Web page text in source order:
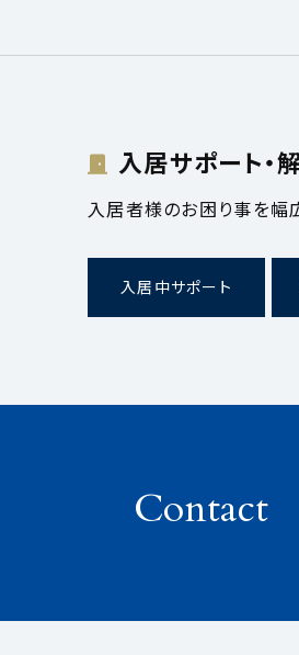
入居サポート・
入居者様のお困り事を幅
入居中サポート
Contact